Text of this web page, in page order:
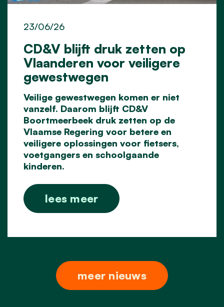
CD&V blijft druk zetten op
Vlaanderen voor veiligere
gewestwegen
23/06/26
Veilige gewestwegen komen er niet
vanzelf. Daarom blijft CD&V
Boortmeerbeek druk zetten op de
Vlaamse Regering voor betere en
veiligere oplossingen voor fietsers,
voetgangers en schoolgaande
kinderen.
lees meer
meer nieuws